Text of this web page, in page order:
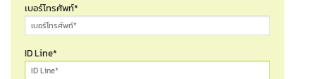
เบอร์โทรศัพท์*
ID Line*